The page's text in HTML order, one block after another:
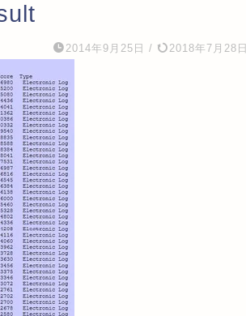
2014年9月25日 / 2018年7月28日